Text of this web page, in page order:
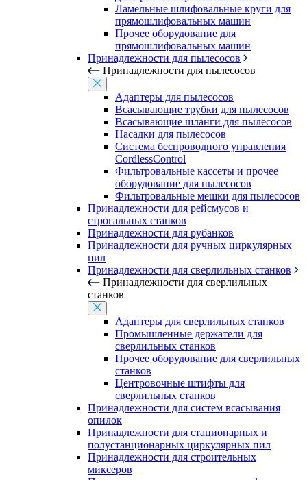
Ламельные шлифовальные круги для
прямошлифовальных машин
Прочее оборудование для
прямошлифовальных машин
Принадлежности для пылесосов
Принадлежности для пылесосов
Адаптеры для пылесосов
Всасывающие трубки для пылесосов
Всасывающие шланги для пылесосов
Насадки для пылесосов
Система беспроводного управления
CordlessControl
Фильтровальные кассеты и прочее
оборудование для пылесосов
Фильтровальные мешки для пылесосов
Принадлежности для рейсмусов и
строгальных станков
Принадлежности для рубанков
Принадлежности для ручных циркулярных
пил
Принадлежности для сверлильных станков
Принадлежности для сверлильных
станков
Адаптеры для сверлильных станков
Промышленные держатели для
сверлильных станков
Прочее оборудование для сверлильных
станков
Центровочные штифты для
сверлильных станков
Принадлежности для систем всасывания
опилок
Принадлежности для стационарных и
полустанционарных циркулярных пил
Принадлежности для строительных
миксеров